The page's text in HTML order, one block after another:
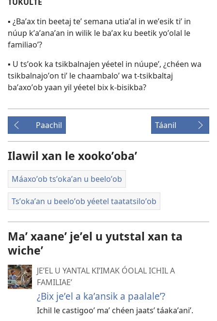
▪ ¿Baʼax tin beetaj teʼ semana utiaʼal in weʼesik tiʼ in
núup kʼaʼanaʼan in wilik le baʼax ku beetik yoʼolal le
familiaoʼ?
▪ U tsʼook ka tsikbalnajen yéetel in núupeʼ, ¿chéen wa
tsikbalnajoʼon tiʼ le chaambaloʼ wa t-tsikbaltaj
baʼaxoʼob yaan yil yéetel bix k-bisikba?
Paachil Táanil
Ilawil xan le xookoʼobaʼ
Máaxoʼob tsʼokaʼan u beeloʼob
Tsʼokaʼan u beeloʼob yéetel taatatsiloʼob
Maʼ xaaneʼ jeʼel u yutstal xan ta
wicheʼ
JEʼEL U YANTAL KIʼIMAK ÓOLAL ICHIL A
FAMILIAEʼ
¿Bix jeʼel a kaʼansik a paalaleʼ?
Ichil le castigooʼ maʼ chéen jaatsʼ táakaʼaniʼ.